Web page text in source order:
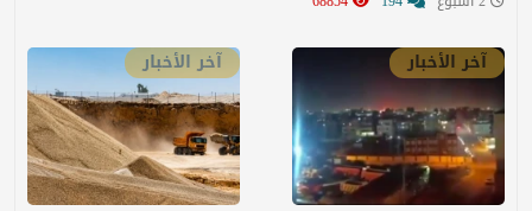
آخر الأخبار آخر الأخبار